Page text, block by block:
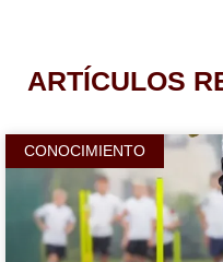
ARTÍCULOS
CONOCIMIENTO